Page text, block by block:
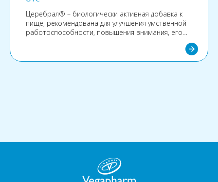
Церебрал® – биологически активная добавка к
пище, рекомендована для улучшения умственной
работоспособности, повышения внимания, его
высшей нервной деятельности и функциональной
активности головного мозга.
arrow_forward